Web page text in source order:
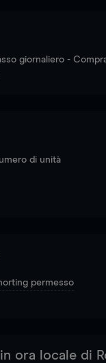
giornaliero -
di unità
permesso
ora locale di